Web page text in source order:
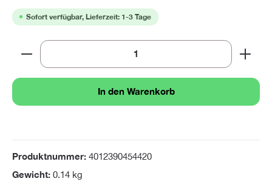
Sofort verfügbar, Lieferzeit: 1-3 Tage
Produkt Anzahl: Gib den gewünschten Wert ein
In den Warenkorb
Produktnummer: 4012390454420
Gewicht: 0.14 kg